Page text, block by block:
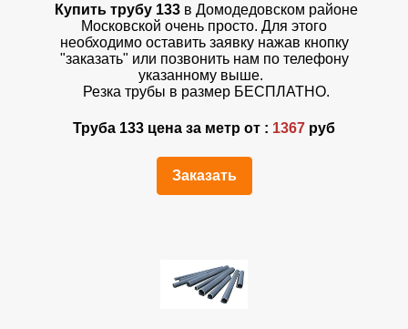
Купить трубу 133в Домодедовском районе
Московской очень просто. Для этого
необходимо оставить заявку нажав кнопку
"заказать" или позвонить нам по телефону
указанному выше.
Резка трубы в размер БЕСПЛАТНО.
Труба 133 цена за метр от : 1367 руб
Заказать